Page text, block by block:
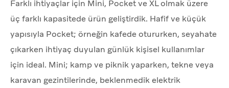
Farklı ihtiyaçlar için Mini, Pocket ve XL olmak üzere
üç farklı kapasitede ürün geliştirdik. Hafif ve küçük
yapısıyla Pocket; örneğin kafede otururken, seyahate
çıkarken ihtiyaç duyulan günlük kişisel kullanımlar
için ideal. Mini; kamp ve piknik yaparken, tekne veya
karavan gezintilerinde, beklenmedik elektrik